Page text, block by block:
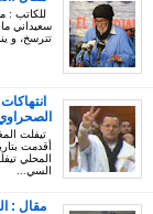
للكاتب :
سعيداني
تترسخ، و
السي...
مقال :